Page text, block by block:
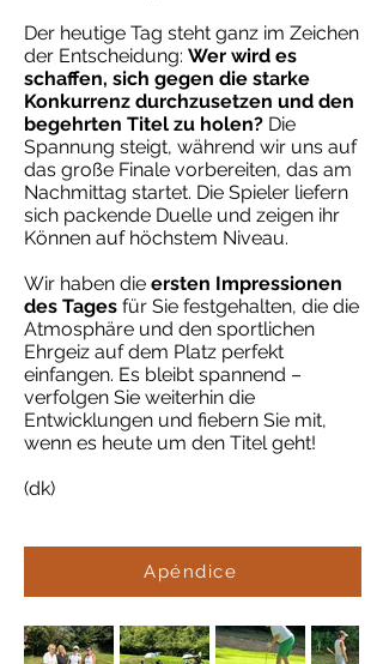
Der heutige Tag steht ganz im Zeichen
der Entscheidung: Wer wird es
schaffen, sich gegen die starke
Konkurrenz durchzusetzen und den
begehrten Titel zu holen? Die
Spannung steigt, während wir uns auf
das große Finale vorbereiten, das am
Nachmittag startet. Die Spieler liefern
sich packende Duelle und zeigen ihr
Können auf höchstem Niveau.
Wir haben die ersten Impressionen
des Tages für Sie festgehalten, die die
Atmosphäre und den sportlichen
Ehrgeiz auf dem Platz perfekt
einfangen. Es bleibt spannend –
verfolgen Sie weiterhin die
Entwicklungen und fiebern Sie mit,
wenn es heute um den Titel geht!
(dk)
Apéndice